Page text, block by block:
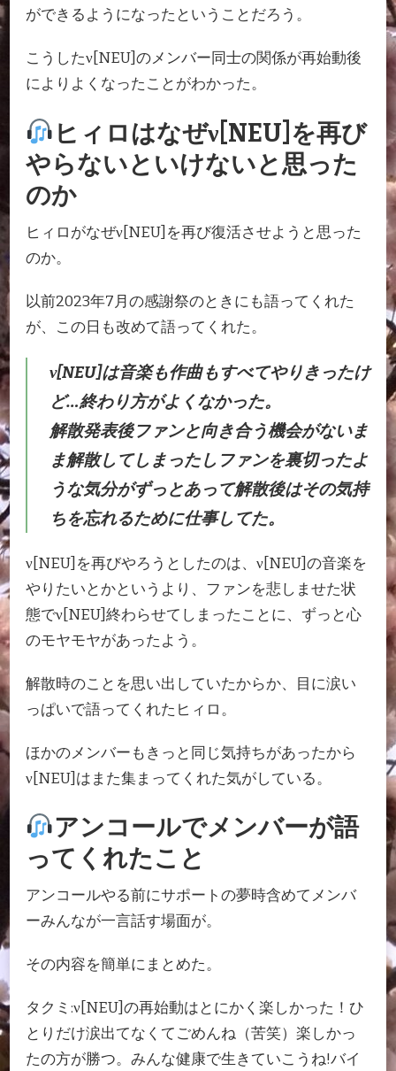
ができるようになったということだろう。
こうしたν[NEU]のメンバー同士の関係が再始動後
によりよくなったことがわかった。
ヒィロはなぜν[NEU]を再び
やらないといけないと思った
のか
ヒィロがなぜν[NEU]を再び復活させようと思った
のか。
以前2023年7月の感謝祭のときにも語ってくれた
が、この日も改めて語ってくれた。
ν[NEU]は音楽も作曲もすべてやりきったけ
ど…終わり方がよくなかった。
解散発表後ファンと向き合う機会がないま
ま解散してしまったしファンを裏切ったよ
うな気分がずっとあって解散後はその気持
ちを忘れるために仕事してた。
ν[NEU]を再びやろうとしたのは、ν[NEU]の音楽を
やりたいとかというより、ファンを悲しませた状
態でν[NEU]終わらせてしまったことに、ずっと心
のモヤモヤがあったよう。
解散時のことを思い出していたからか、目に涙い
っぱいで語ってくれたヒィロ。
ほかのメンバーもきっと同じ気持ちがあったから
ν[NEU]はまた集まってくれた気がしている。
アンコールでメンバーが語
ってくれたこと
アンコールやる前にサポートの夢時含めてメンバ
ーみんなが一言話す場面が。
その内容を簡単にまとめた。
タクミ:ν[NEU]の再始動はとにかく楽しかった！ひ
とりだけ涙出てなくてごめんね（苦笑）楽しかっ
たの方が勝つ。みんな健康で生きていこうね!バイ